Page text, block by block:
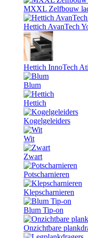
MXXL Zelfbouw
Hettich AvanTech
Hettich InnoTech
Blum
Hettich
Kogelgeleiders
Wit
Zwart
Potscharnieren
Klepscharnieren
Blum Tip-on
Onzichtbare